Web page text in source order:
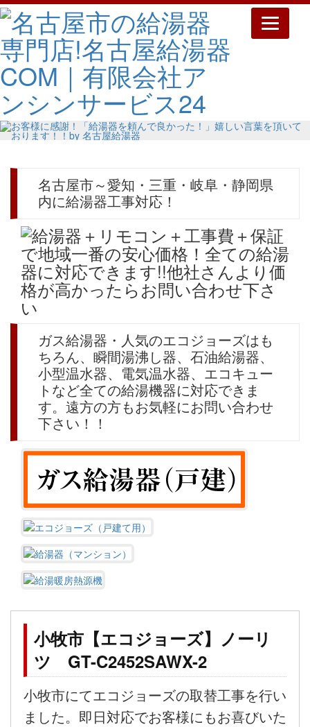
Toggle
名古屋市～愛知・三重・岐阜・静岡県
内に給湯器工事対応！
ガス給湯器・人気のエコジョーズはも
ちろん、瞬間湯沸し器、石油給湯器、
小型温水器、電気温水器、エコキュー
トなど全ての給湯機器に対応できま
す。遠方の方もお気軽にお問い合わせ
下さい！！
小牧市【エコジョーズ】ノーリ
ツ GT-C2452SAWX-2
小牧市にてエコジョーズの取替工事を行い
ました。即日対応でお客様にもお喜びいた